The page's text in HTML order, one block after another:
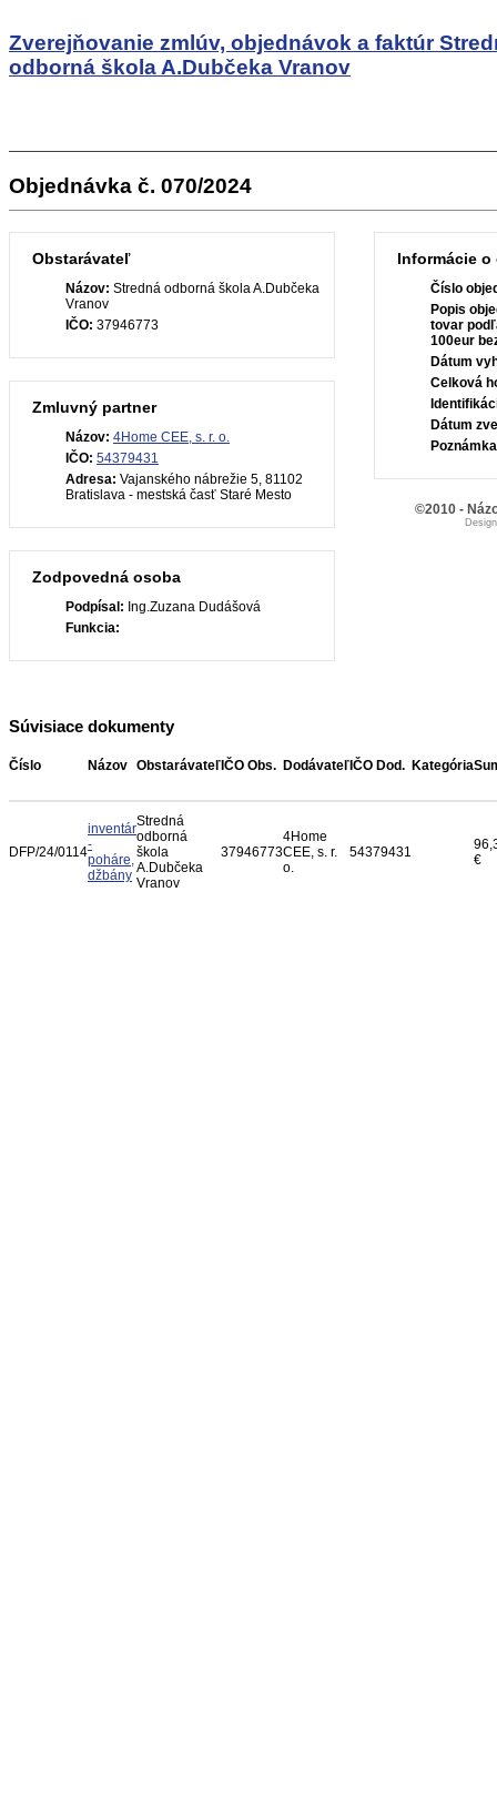
Zverejňovanie zmlúv, objednávok a faktúr
odborná škola A.Dubčeka Vranov
Objednávka č. 070/2024
Obstarávateľ
Názov: Stredná odborná škola A.Dubčeka
Vranov
IČO: 37946773
Zmluvný partner
Názov: 4Home CEE, s. r. o.
IČO: 54379431
Adresa: Vajanského nábrežie 5, 81102
Bratislava - mestská časť Staré Mesto
Zodpovedná osoba
Podpísal: Ing.Zuzana Dudášová
Funkcia:
Informácie
Číslo
Popis
tovar
100eur
Dátum
Celková
Dátum
Súvisiace dokumenty
Číslo Názov Obstarávateľ IČO Obs. Dodávateľ IČO Dod. Kategória
DFP/24/0114
inventár
-
poháre,
džbány
Stredná
odborná
škola
A.Dubčeka
Vranov
37946773
4Home
CEE, s. r.
o.
54379431
€
©2010 -